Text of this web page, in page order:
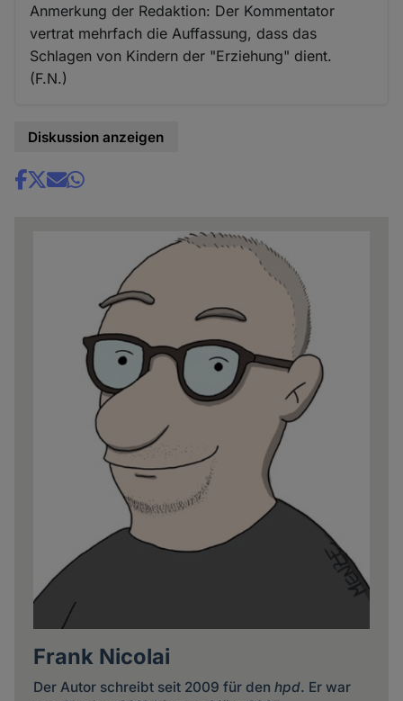
Anmerkung der Redaktion: Der Kommentator
vertrat mehrfach die Auffassung, dass das
Schlagen von Kindern der "Erziehung" dient.
(F.N.)
Diskussion anzeigen
Share
Frank Nicolai
Der Autor schreibt seit 2009 für den hpd. Er war